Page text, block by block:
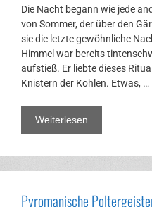
Die Nacht begann wie jede
von Sommer, der über den
sie die letzte gewöhnliche
Himmel war bereits
aufstieß. Er liebte dieses
Knistern der Kohlen. Etwas, …
Weiterlesen
Pyromanische